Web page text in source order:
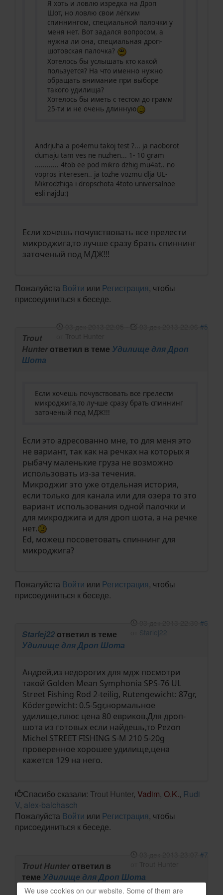
Я хоть и ловлю изредка на Дроп
Шот, но ловлю свои лёгким
спиннингом, специальной палочки у
меня нет. Вот задался вопросом, а
нужна ли она, специальная дроп-
шотовская палочка?
Хотелось бы услышать кто какой
пользуется? На что именно нужно
обращать внимание при выборе
такого удилища?
Хотелось бы иметь с тестом до грамм
25-ти и не очень длинную
Andrjuha a po4emu takoj test ?... ja naoborot
dumaju tam ves ne nuzhen... 1- 10 gram
............ 4tob ee pod mikro dzhig mu4at.. no
vopros interesen.. ja tozhe vozmu dlja UL-
Mikrodzhiga i dropschota 4toto universalnoe
esli najdu:)
Если хочешь почувствовать все прелести
микроджига,то лучше сразу брать спиннинг
заточеный под МДЖ!!!
Пожалуйста Войти или Регистрация, чтобы
присоединиться к беседе.
03 дек 2013 22:05 03 дек 2013 22:06 #5
Trout
Hunterответил в теме Удилище для Дроп
Шота
Если хочешь почувствовать все прелести
микроджига,то лучше сразу брать спиннинг
заточеный под МДЖ!!!
Если это адресованно мне, то для меня это
не вариант, так как на речках на которых я
рыбачу маленькие груза не возможно
использовать из-за течения.
Микроджиг это уже отдельная история,
если только для канала или для озера то это
вариант использования одной палочки и
для микроджига и для дроп шота, а на речке
нет.
Ed, можеш посоветовать спиннинг для
микроджига?
Пожалуйста Войти или Регистрация, чтобы
присоединиться к беседе.
03 дек 2013 22:30 #6
Starlej22
Starlej22 ответил в теме
Удилище для Дроп Шота
Андрей,из недорогих для мдж посмотри
такой Golden Mean Symphonia SPS-76 UL
Street Fishing Rod 2-teilig, Rutengewicht: 87gr,
Ködergewicht: 0.5-5gr,нормальное
удилище,плюс цена 80 евриков.Для дроп-
шота из готовых если найдешь,то Pezon
Michel STREET FISHING S-M 210 5-20g
проверенное хорошее удилище,цена
кажется 129 на него.
Спасибо сказали: Trout Hunter, Vadim, O.K., Rudi
V, alex-balchasch
Пожалуйста Войти или Регистрация, чтобы
присоединиться к беседе.
03 дек 2013 23:07 #7
Trout Hunterответил в
теме Удилище для Дроп Шота
We use cookies on our website. Some of them are